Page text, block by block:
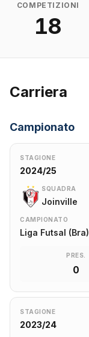
COMPETIZIONI
18
Carriera
Campionato
STAGIONE
2024/25
SQUADRA
Joinville
CAMPIONATO
Liga Futsal (Bra)
PRES.
0
STAGIONE
2023/24